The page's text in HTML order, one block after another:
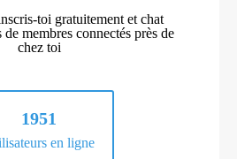
toi gratuitement et chat
membres connectés près de
chez toi
1951
en ligne